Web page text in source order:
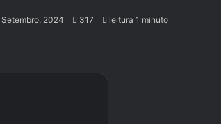
Setembro, 2024 317 leitura 1 minuto